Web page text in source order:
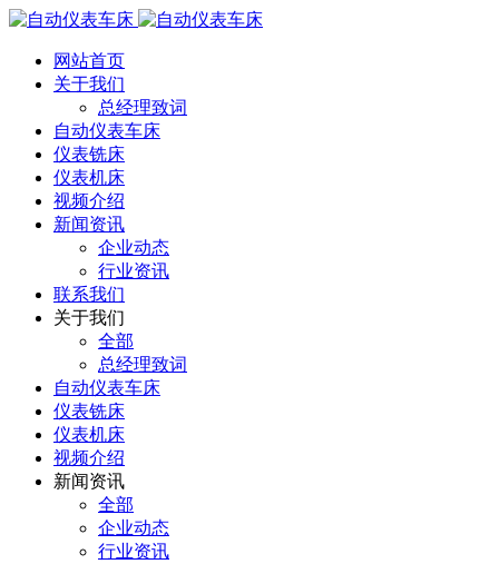
网站首页
关于我们
总经理致词
自动仪表车床
仪表铣床
仪表机床
视频介绍
新闻资讯
企业动态
行业资讯
联系我们
关于我们
全部
总经理致词
自动仪表车床
仪表铣床
仪表机床
视频介绍
新闻资讯
全部
企业动态
行业资讯